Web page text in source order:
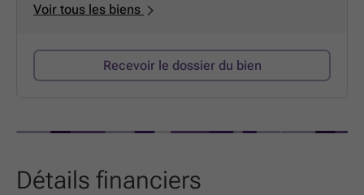
Voir tous les biens
Recevoir le dossier du bien
Détails financiers